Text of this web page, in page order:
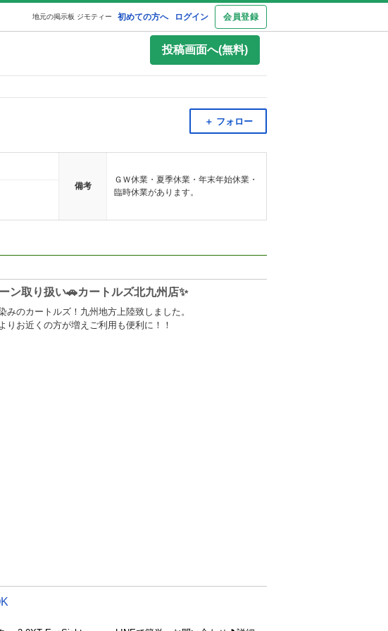
初めての方へ ログイン 会員登録
地元の掲示板 ジモティー
投稿画面へ(無料)
＋ フォロー
備考
ＧＷ休業・夏季休業・年末年始休業・
臨時休業があります。
ン取り扱い🚗カートルズ北九州店✨
みのカートルズ！九州地方上陸致しました。
りお近くの方が増えご利用も便利に！！